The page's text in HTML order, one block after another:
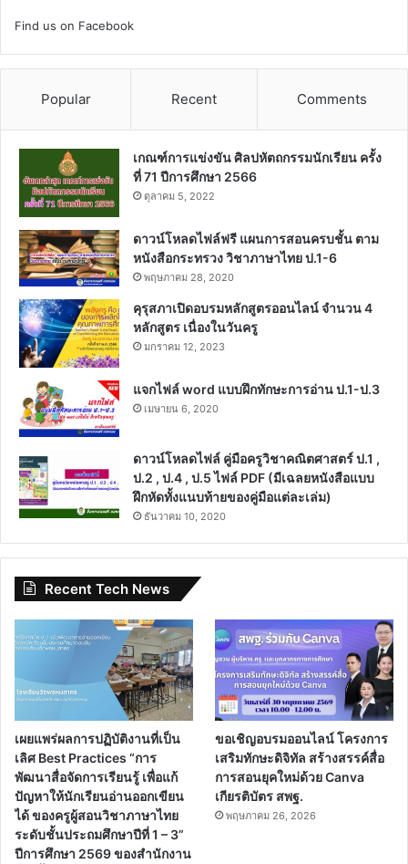
Find us on Facebook
Popular Recent Comments
เกณฑ์การแข่งขัน ศิลปหัตถกรรมนักเรียน ครั้ง
ที่ 71 ปีการศึกษา 2566
ตุลาคม 5, 2022
ดาวน์โหลดไฟล์ฟรี แผนการสอนครบชั้น ตาม
หนังสือกระทรวง วิชาภาษาไทย ป.1-6
พฤษภาคม 28, 2020
คุรุสภาเปิดอบรมหลักสูตรออนไลน์ จำนวน 4
หลักสูตร เนื่องในวันครู
มกราคม 12, 2023
แจกไฟล์ word แบบฝึกทักษะการอ่าน ป.1-ป.3
เมษายน 6, 2020
ดาวน์โหลดไฟล์ คู่มือครูวิชาคณิตศาสตร์ ป.1 ,
ป.2 , ป.4 , ป.5 ไฟล์ PDF (มีเฉลยหนังสือแบบ
ฝึกหัดทั้งแนบท้ายของคู่มือแต่ละเล่ม)
ธันวาคม 10, 2020
Recent Tech News
เผยแพร่ผลการปฏิบัติงานที่เป็น
เลิศ Best Practices “การ
พัฒนาสื่อจัดการเรียนรู้ เพื่อแก้
ปัญหาให้นักเรียนอ่านออกเขียน
ได้ ของครูผู้สอนวิชาภาษาไทย
ระดับชั้นประถมศึกษาปีที่ 1 – 3”
ปีการศึกษา 2569 ของสำนักงาน
ขอเชิญอบรมออนไลน์ โครงการ
เสริมทักษะดิจิทัล สร้างสรรค์สื่อ
การสอนยุคใหม่ด้วย Canva
เกียรติบัตร สพฐ.
พฤษภาคม 26, 2026